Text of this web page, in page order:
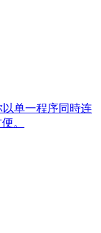
以单一程序同時连
。